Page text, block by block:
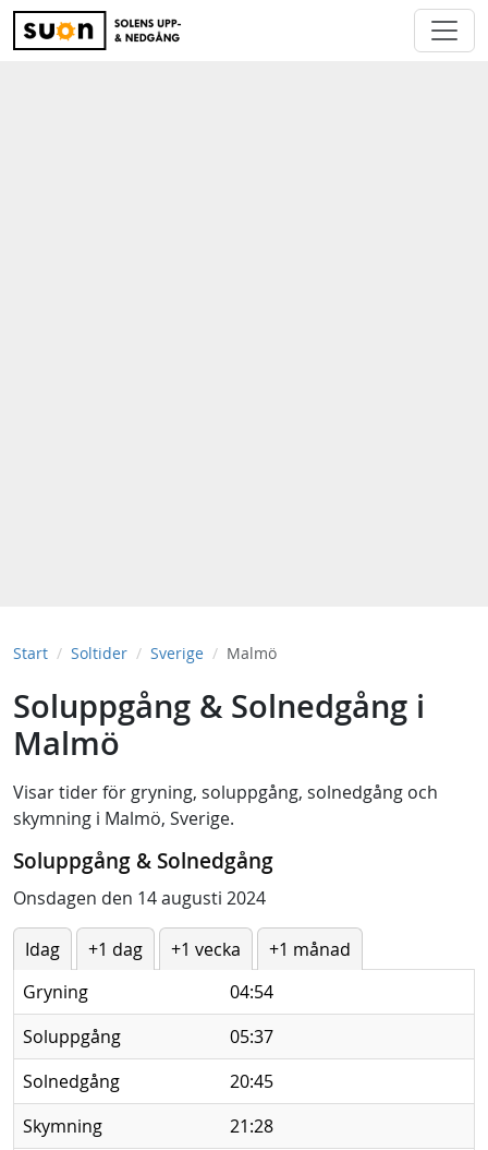
Start Soltider Sverige Malmö
Soluppgång & Solnedgång i
Malmö
Visar tider för gryning, soluppgång, solnedgång och
skymning i Malmö, Sverige.
Soluppgång & Solnedgång
Onsdagen den 14 augusti 2024
Idag +1 dag +1 vecka
+1 månad
Gryning
04:54
Soluppgång
05:37
Solnedgång
20:45
Skymning
21:28